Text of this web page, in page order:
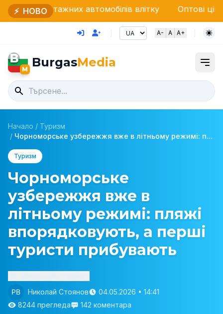
⚡ НОВО
автомобілів влітку Оптові ціни: овочі та
A- A A+
B
M BurgasMedia
Начало / Туризм
/ Чорноморське узбережжя вже в літньому режимі: п...
Туризм
Чорноморське
узбережжя вже в
літньому режимі: пляжі
впорядковують, а перші
туристи прибувають
Николай Стоянов
04.05.2026 • 14:41
8244 прегледа
142 коментара